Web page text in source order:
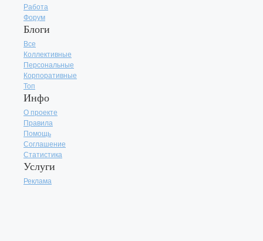
Работа
Форум
Блоги
Все
Коллективные
Персональные
Корпоративные
Топ
Инфо
О проекте
Правила
Помощь
Соглашение
Статистика
Услуги
Реклама